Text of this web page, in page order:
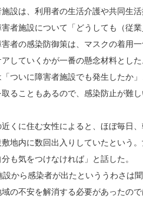
設は、利用者の生活介護や共同生
者施設について「どうしても（従
者の感染防御策は、マスクの着用
していくかが一番の懸念材料とした
ついに障害者施設でも発生したか」
ることもあるので、感染防止が難
くに住む女性によると、ほぼ毎日
地内に数回出入りしていたという
も気をつけなければ」と話した。
から感染者が出たといううわさは
の不安を解消する必要があったので